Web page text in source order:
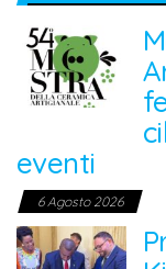
eventi
6 Agosto 2026